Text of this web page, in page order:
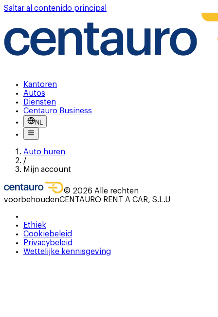
Saltar al contenido principal
Kantoren
Autos
Diensten
Centauro Business
NL
Auto huren
/
Mijn account
© 2026 Alle rechten
voorbehoudenCENTAURO RENT A CAR, S.L.U
Ethiek
Cookiebeleid
Privacybeleid
Wettelijke kennisgeving